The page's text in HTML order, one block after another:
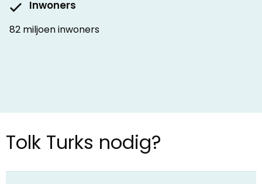
Inwoners
82 miljoen inwoners
Tolk Turks nodig?